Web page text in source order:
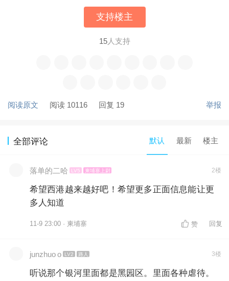
支持楼主
15人支持
阅读原文 阅读 10116 回复 19 举报
全部评论 默认 最新 楼主
落单的二哈 LV5 柬埔寨上尉 2楼
希望西港越来越好吧！希望更多正面信息能让更
多人知道
11-9 23:00 · 柬埔寨 赞 回复
junzhuo o LV2 路人 3楼
听说那个银河里面都是黑园区。里面各种虐待。